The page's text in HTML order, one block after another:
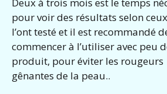
pour voir des résultats selon
l’ont testé et il est recommandé
commencer à l’utiliser avec peu
produit, pour éviter les rougeurs
gênantes de la peau..